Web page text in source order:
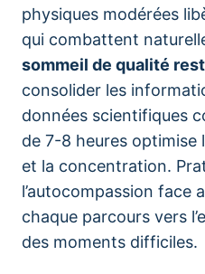
physiques modérées
qui combattent
sommeil de qualité
consolider les
données scientifiques
de 7-8 heures
et la concentration.
l’autocompassion face
chaque parcours vers
des moments difficiles.